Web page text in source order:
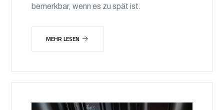
bemerkbar, wenn es zu spät ist.
MEHR LESEN